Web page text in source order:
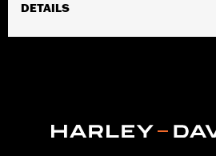
DETAILS
GARANTIE: